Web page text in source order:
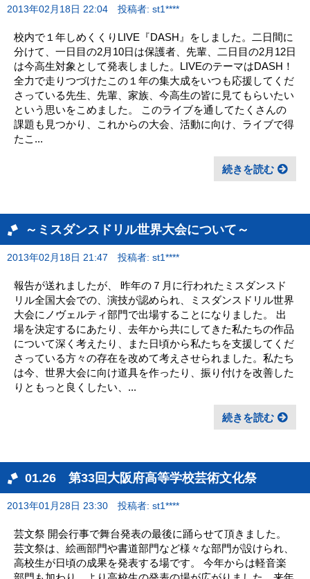
2013年02月18日 22:04 投稿者: st1****
校内で１年しめくくりLIVE『DASH』をしました。二日間に
分けて、一日目の2月10日は保護者、先輩、二日目の2月12日
は今高生対象として発表しました。LIVEのテーマはDASH！
全力で走りつづけたこの１年の集大成をいつも応援してくだ
さっている先生、先輩、家族、今高生の皆に見てもらいたい
という思いをこめました。 このライブを通してたくさんの
課題も見つかり、これからの大会、活動に向け、ライブで得
たこ...
続きを読む
～ミスダンスドリル世界大会について～
2013年02月18日 21:47 投稿者: st1****
報告が送れましたが、 昨年の７月に行われたミスダンスド
リル全国大会での、演技が認められ、ミスダンスドリル世界
大会にノヴェルティ部門で出場することになりました。 出
場を決定するにあたり、去年から共にしてきた私たちの作品
について深く考えたり、また日頃から私たちを支援してくだ
さっている方々の存在を改めて考えさせられました。私たち
は今、世界大会に向け道具を作ったり、振り付けを改善した
りともっと良くしたい、...
続きを読む
01.26 第33回大阪府高等学校芸術文化祭
2013年01月28日 23:30 投稿者: st1****
芸文祭 開会行事で舞台発表の最後に踊らせて頂きました。
芸文祭は、絵画部門や書道部門など様々な部門が設けられ、
高校生が日頃の成果を発表する場です。 今年からは軽音楽